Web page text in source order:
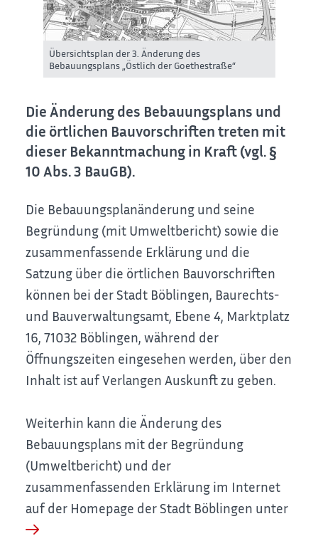
Übersichtsplan der 3. Änderung des
Bebauungsplans „Östlich der Goethestraße“
Die Änderung des Bebauungsplans und
die örtlichen Bauvorschriften treten mit
dieser Bekanntmachung in Kraft (vgl. §
10 Abs. 3 BauGB).
Die Bebauungsplanänderung und seine
Begründung (mit Umweltbericht) sowie die
zusammenfassende Erklärung und die
Satzung über die örtlichen Bauvorschriften
können bei der Stadt Böblingen, Baurechts-
und Bauverwaltungsamt, Ebene 4, Marktplatz
16, 71032 Böblingen, während der
Öffnungszeiten eingesehen werden, über den
Inhalt ist auf Verlangen Auskunft zu geben.
Weiterhin kann die Änderung des
Bebauungsplans mit der Begründung
(Umweltbericht) und der
zusammenfassenden Erklärung im Internet
auf der Homepage der Stadt Böblingen unter